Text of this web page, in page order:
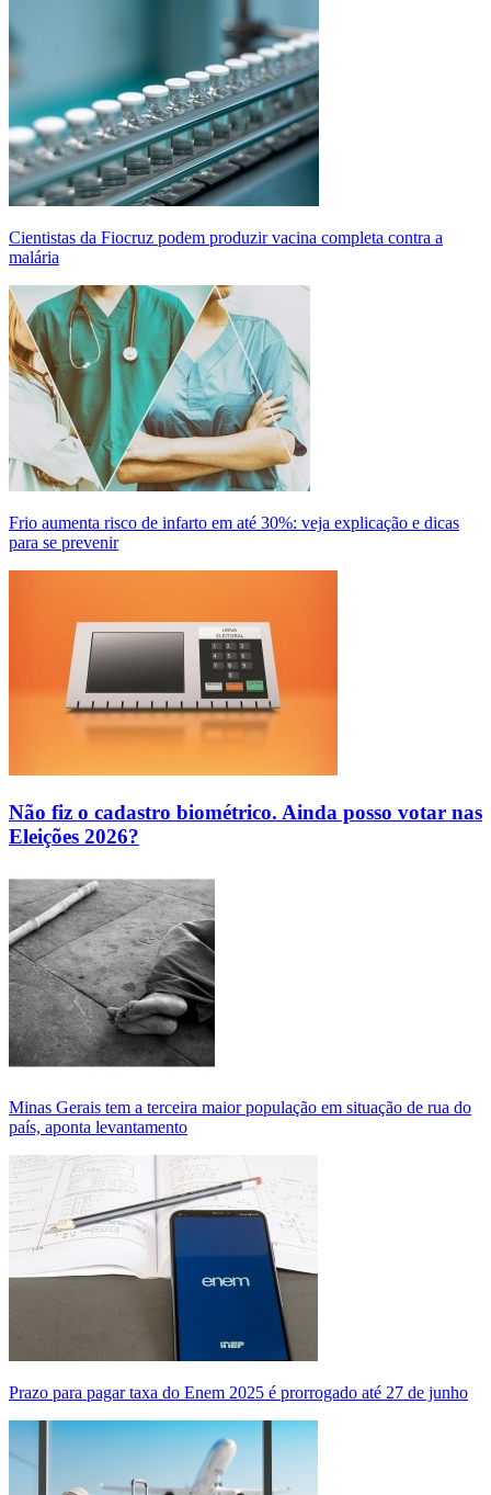
Cientistas da Fiocruz podem produzir vacina completa contra a
malária
Frio aumenta risco de infarto em até 30%: veja explicação e dicas
para se prevenir
Não fiz o cadastro biométrico. Ainda posso votar nas
Eleições 2026?
Minas Gerais tem a terceira maior população em situação de rua do
país, aponta levantamento
Prazo para pagar taxa do Enem 2025 é prorrogado até 27 de junho